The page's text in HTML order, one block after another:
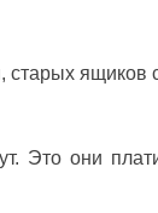
старых ящиков
Это они